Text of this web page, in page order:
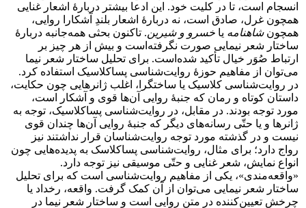
انسجام است، تا در کلیت خود. این ادعا بیشتر دربارۀ اشعار غنایی
همچون غرل، صادق است، نه دربارۀ اشعار بلندِ آشکارا روایی،
همچونشاهنامه یا خسرو و شیرین. تاکنون بحثی همه‌جانبه دربارۀ
ساختار شعر نیمایی صورت نگرفته‌است و بیش از هر چیز بر
ارتباط صُوَر خیال تأکید شده‌است. برای تحلیل ساختار شعر نیما
می‌توان از مفاهیم حوزۀ روایت‌شناسی پساکلاسیک استفاده کرد.
در روایت‌شناسی کلاسیک یا ساختگرا، اغلب ژانرهایی چون حکایت،
داستان کوتاه و رمان که جنبۀ روایی آن‌ها قوی و آشکار است،
مورد توجه بودند. در مقابل، در روایت‌شناسی پساکلاسیک، توجه به
ژانرها و یا حتّی رسانه‌های دیگر که جنبۀ روایی آن‌ها چندان قوی
نیست و در گذشته مورد توجه روایت‌شناسان قرار نداشتند نیز
رواج دارد؛ برای مثال، روایت‌شناسی پساکلاسک به پدیده‌هایی چون
انواع نمایش، شعر غنایی و حتّی موسیقی نیز توجه دارد.
«واقعه‌مندی»، یکی از مفاهیم روایت‌شناسی است که برای تحلیل
ساختار شعر نیمایی می‌توان از آن کمک گرفت. واقعه، رخداد یا
چرخش تعیین‌کننده در متن روایی است و ساختار شعر نیما در